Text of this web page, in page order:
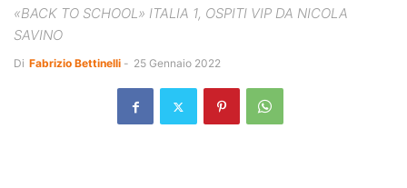
«BACK TO SCHOOL» ITALIA 1, OSPITI VIP DA NICOLA
SAVINO
Di Fabrizio Bettinelli - 25 Gennaio 2022